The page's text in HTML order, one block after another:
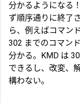
分かるようになる
ず順序通りに終了
ら、例えばコマン
302 までのコマン
分かる。KMD は
できるし、改変、
構わない。